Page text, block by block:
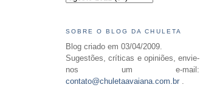
SOBRE O BLOG DA CHULETA
Blog criado em 03/04/2009.
Sugestões, críticas e opiniões, envie-
nos um e-mail:
contato@chuletaavaiana.com.br .